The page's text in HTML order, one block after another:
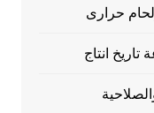
حرارى
انتاج